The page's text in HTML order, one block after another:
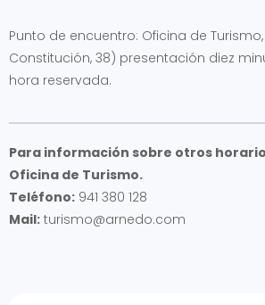
Punto de encuentro: Oficina de
Constitución, 38) presentación diez
hora reservada.
Para información sobre otros
Oficina de Turismo.
Teléfono: 941 380 128
Mail: turismo@arnedo.com